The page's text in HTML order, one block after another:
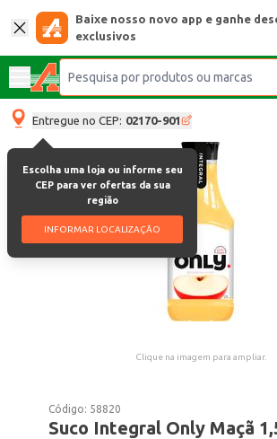
Baixe nosso novo app e ganhe
exclusivos
Entregue no CEP: 02170-901
Escolha uma loja ou informe seu
CEP para ver ofertas da sua
região
INFORMAR LOCALIZAÇÃO
Clique na imagem para ampliar.
Código: 58820
Suco Integral Only Maçã